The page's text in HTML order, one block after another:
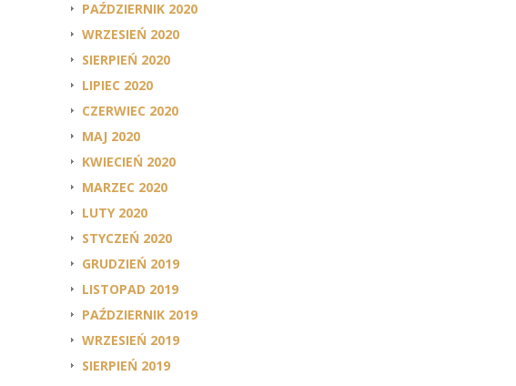
PAŹDZIERNIK 2020
WRZESIEŃ 2020
SIERPIEŃ 2020
LIPIEC 2020
CZERWIEC 2020
MAJ 2020
KWIECIEŃ 2020
MARZEC 2020
LUTY 2020
STYCZEŃ 2020
GRUDZIEŃ 2019
LISTOPAD 2019
PAŹDZIERNIK 2019
WRZESIEŃ 2019
SIERPIEŃ 2019